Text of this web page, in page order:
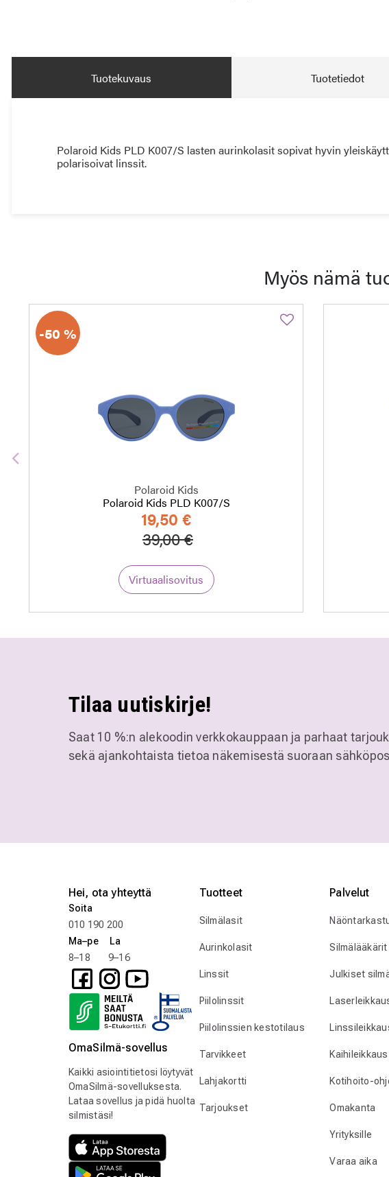
Tuotekuvaus Tuotetiedot
Polaroid Kids PLD K007/S lasten aurinkolasit sopivat hyvin
polarisoivat linssit.
Myös nämä
-50 %
Polaroid Kids
Polaroid Kids PLD K007/S
19,50 €
Hinta alennettu
39,00 €Alennettu hinta
Virtuaalisovitus
Edellinen
Tilaa uutiskirje!
Saat 10 %:n alekoodin verkkokauppaan ja parhaat
sekä ajankohtaista tietoa näkemisestä suoraan
Hei, ota yhteyttä
Soita
010 190 200
Ma–pe La
8–18 9–16
OmaSilmä-sovellus
Kaikki asiointitietosi löytyvät
OmaSilmä-sovelluksesta.
Lataa sovellus ja pidä huolta
silmistäsi!
Tuotteet
Silmälasit
Aurinkolasit
Linssit
Piilolinssit
Piilolinssien kestotilaus
Tarvikkeet
Lahjakortti
Tarjoukset
Palvelut
Silmälääkärit
Julkiset
Kaihileikkaus
Kotihoito-
Omakanta
Yrityksille
Varaa aika